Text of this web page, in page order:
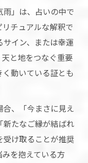
」は、占いの中で
チュアルな解釈で
イン、または幸運
と地をつなぐ重要
動いている証とも
合、「今まさに見え
たなご縁が結ばれ
受け取ることが推奨
を抱えている方